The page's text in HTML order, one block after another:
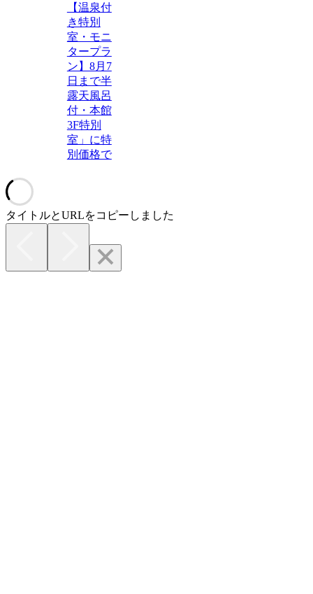
【温泉付
き特別
室・モニ
タープラ
ン】8月7
日まで半
露天風呂
付・本館
3F特別
室」に特
別価格で
タイトルとURLをコピーしました